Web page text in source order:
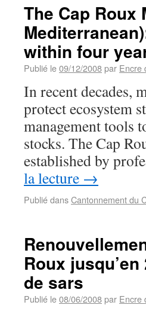
The Cap Roux
within four
Publié le09/12/2008par Encre
In recent decades,
protect ecosystem
management tools
stocks. The Cap
established by
la lecture →
Publié dansCantonnement du
Roux
de sars
Publié le08/06/2008par Encre